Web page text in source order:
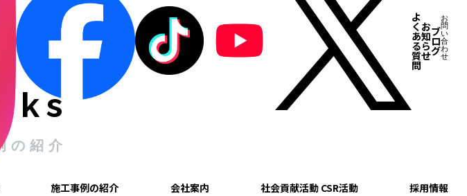
よ
く
あ
る
質
問
お
知
ら
せ
ブ
ロ
グ
お
問
い
合
わ
せ
施工事例の紹介 会社案内 社会貢献活動 CSR活動 採用情報
の紹介